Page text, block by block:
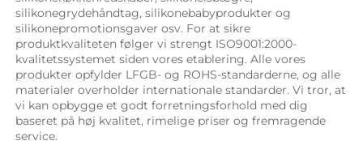
silikonegrydehåndtag, silikonebabyprodukter og
silikonepromotionsgaver osv. For at sikre
produktkvaliteten følger vi strengt ISO9001:2000-
kvalitetssystemet siden vores etablering. Alle vores
produkter opfylder LFGB- og ROHS-standarderne, og alle
materialer overholder internationale standarder. Vi tror, at
vi kan opbygge et godt forretningsforhold med dig
baseret på høj kvalitet, rimelige priser og fremragende
service.